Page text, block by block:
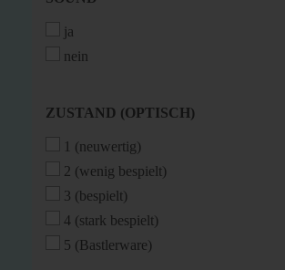
ja
nein
ZUSTAND
ZUSTAND (OPTISCH)
1 (neuwertig)
2 (wenig bespielt)
3 (bespielt)
4 (stark bespielt)
5 (Bastlerware)